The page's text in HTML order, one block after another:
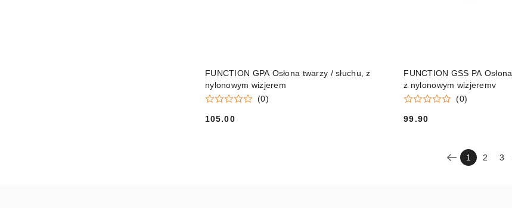
FUNCTION GPA Osłona twarzy / słuchu, z
nylonowym wizjerem
(0)
Cena:
105.00
FUNCTION GSS PA
z nylonowym wizjeremv
(0)
Cena:
99.90
1 2 3